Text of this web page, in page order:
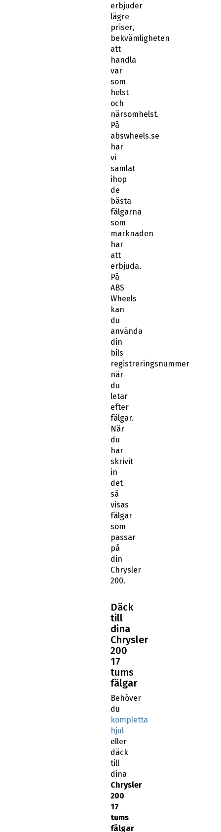
erbjuder
lägre
priser,
bekvämligheten
att
handla
var
som
helst
och
närsomhelst.
På
abswheels.se
har
vi
samlat
ihop
de
bästa
fälgarna
som
marknaden
har
att
erbjuda.
På
ABS
Wheels
kan
du
använda
din
bils
registreringsnummer
när
du
letar
efter
fälgar.
När
du
har
skrivit
in
det
så
visas
fälgar
som
passar
på
din
Chrysler
200.
Däck
till
dina
Chrysler
200
17
tums
fälgar
Behöver
du
kompletta
hjul
eller
däck
till
dina
Chrysler
200
17
tums
fälgar